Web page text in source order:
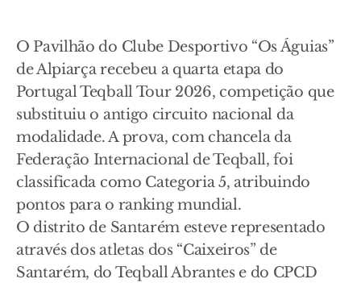
O Pavilhão do Clube Desportivo “Os Águias”
de Alpiarça recebeu a quarta etapa do
Portugal Teqball Tour 2026, competição que
substituiu o antigo circuito nacional da
modalidade. A prova, com chancela da
Federação Internacional de Teqball, foi
classificada como Categoria 5, atribuindo
pontos para o ranking mundial.
O distrito de Santarém esteve representado
através dos atletas dos “Caixeiros” de
Santarém, do Teqball Abrantes e do CPCD